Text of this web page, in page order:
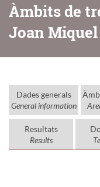
Àmbits de
Joan Miquel
Dades generals
General information
Resultats
Results